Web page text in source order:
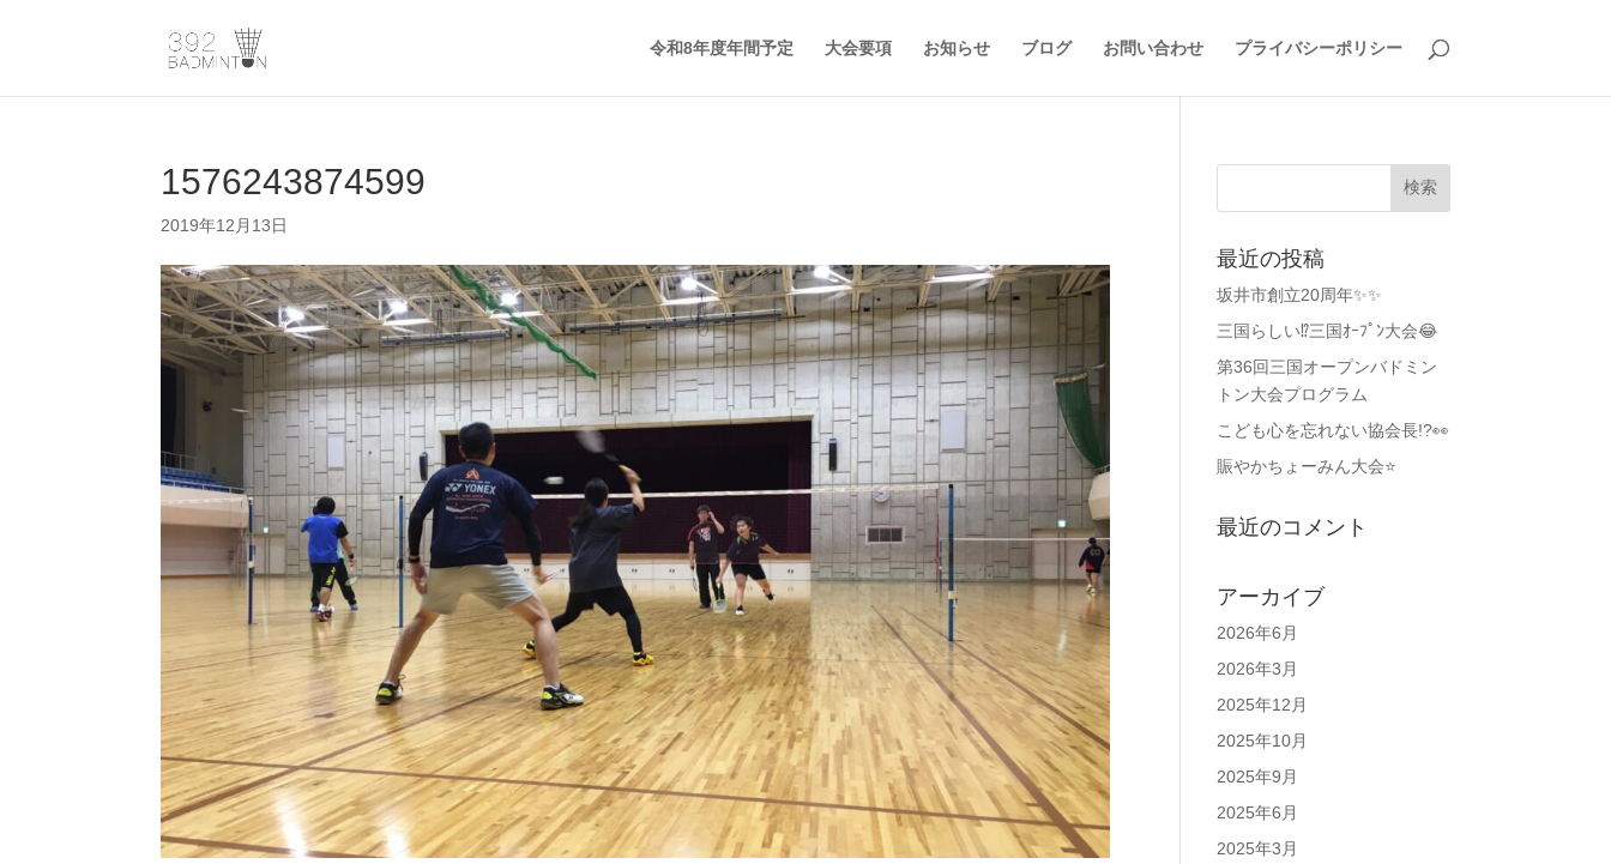
令和8年度年間予定 大会要項 お知らせ ブログ お問い合わせ プライバシーポリシー
1576243874599
2019年12月13日
最近の投稿
坂井市創立20周年✨✨
三国らしい⁉️三国ｵｰﾌﾟﾝ大会😂
第36回三国オープンバドミン
トン大会プログラム
こども心を忘れない協会長!?👀
賑やかちょーみん大会⭐
最近のコメント
アーカイブ
2026年6月
2026年3月
2025年12月
2025年10月
2025年9月
2025年6月
2025年3月